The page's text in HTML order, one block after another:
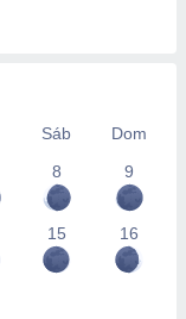
Sáb
Dom
8 9
15 16